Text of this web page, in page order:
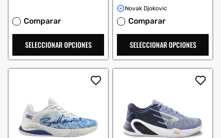
Comparar
SELECCIONAR OPCIONES
Novak Djokovic
Comparar
SELECCIONAR OPCIONES